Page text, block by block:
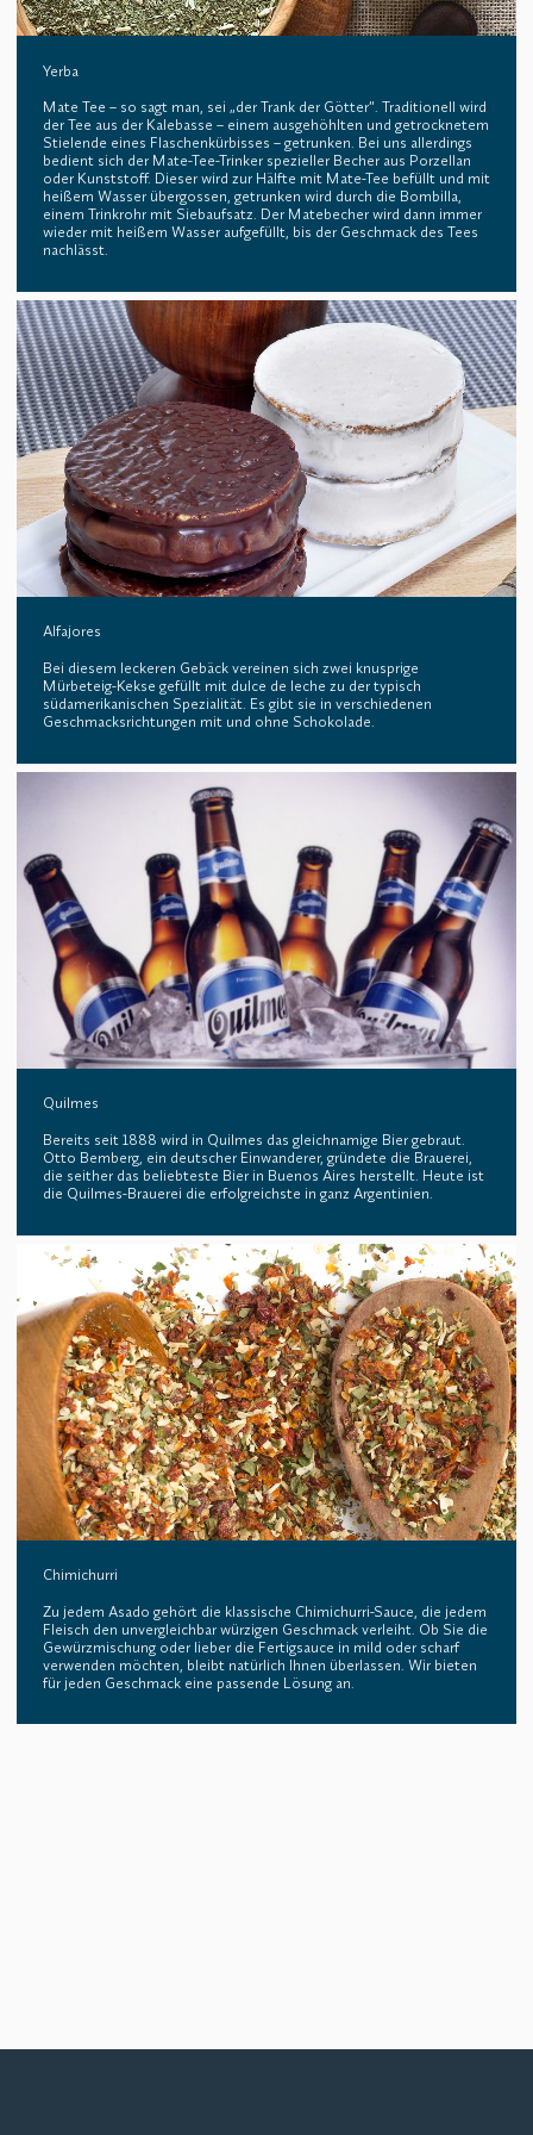
Yerba
Mate Tee – so sagt man, sei „der Trank der Götter“. Traditionell wird
der Tee aus der Kalebasse – einem ausgehöhlten und getrocknetem
Stielende eines Flaschenkürbisses – getrunken. Bei uns allerdings
bedient sich der Mate-Tee-Trinker spezieller Becher aus Porzellan
oder Kunststoff. Dieser wird zur Hälfte mit Mate-Tee befüllt und mit
heißem Wasser übergossen, getrunken wird durch die Bombilla,
einem Trinkrohr mit Siebaufsatz. Der Matebecher wird dann immer
wieder mit heißem Wasser aufgefüllt, bis der Geschmack des Tees
nachlässt.
Alfajores
Bei diesem leckeren Gebäck vereinen sich zwei knusprige
Mürbeteig-Kekse gefüllt mit dulce de leche zu der typisch
südamerikanischen Spezialität. Es gibt sie in verschiedenen
Geschmacksrichtungen mit und ohne Schokolade.
Quilmes
Bereits seit 1888 wird in Quilmes das gleichnamige Bier gebraut.
Otto Bemberg, ein deutscher Einwanderer, gründete die Brauerei,
die seither das beliebteste Bier in Buenos Aires herstellt. Heute ist
die Quilmes-Brauerei die erfolgreichste in ganz Argentinien.
Chimichurri
Zu jedem Asado gehört die klassische Chimichurri-Sauce, die jedem
Fleisch den unvergleichbar würzigen Geschmack verleiht. Ob Sie die
Gewürzmischung oder lieber die Fertigsauce in mild oder scharf
verwenden möchten, bleibt natürlich Ihnen überlassen. Wir bieten
für jeden Geschmack eine passende Lösung an.